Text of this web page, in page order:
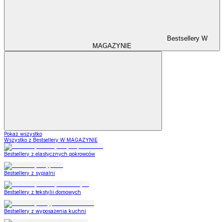
Bestsellery W
MAGAZYNIE
Pokaż wszystko
Wszystko z Bestsellery W MAGAZYNIE
Bestsellery z elastycznych pokrowców
Bestsellery z sypialni
Bestsellery z tekstylii domowych
Bestsellery z wyposażenia kuchni